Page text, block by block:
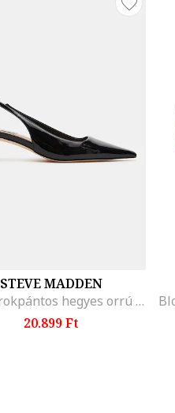
STEVE MADDEN
Kari sarokpántos hegyes orrú cipő, Fekete
20.899 Ft